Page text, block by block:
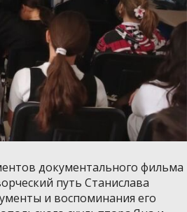
документального фильма
путь Станислава
и воспоминания его